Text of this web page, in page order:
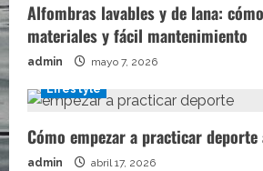
Alfombras lavables y de lana:
materiales y fácil mantenimiento
admin mayo 7, 2026
Lifestyle
Cómo empezar a practicar
admin abril 17, 2026